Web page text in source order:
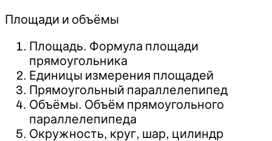
Площади и объёмы
Площадь. Формула площади
прямоугольника
Единицы измерения площадей
Прямоугольный параллелепипед
Объёмы. Объём прямоугольного
параллелепипеда
Окружность, круг, шар, цилиндр